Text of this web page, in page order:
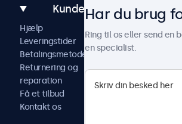
Kundeservice
Hjælp
Leveringstider
Betalingsmetoder
Returnering og
reparation
Få et tilbud
Kontakt os
Har du brug
Ring til os eller send en
en specialist.